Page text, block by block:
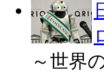
～世界